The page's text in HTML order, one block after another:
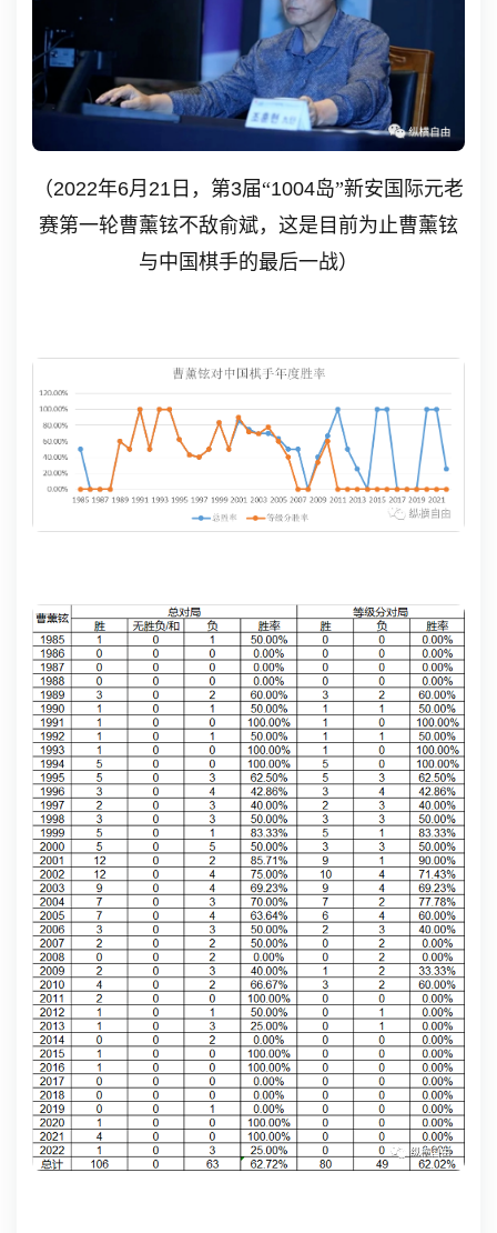
（2022年6月 21 日，第3届“1004岛”新安国际元老
赛第一轮曹薰铉不敌俞斌，这是目前为止曹薰铉
与中国棋手的最后一战）